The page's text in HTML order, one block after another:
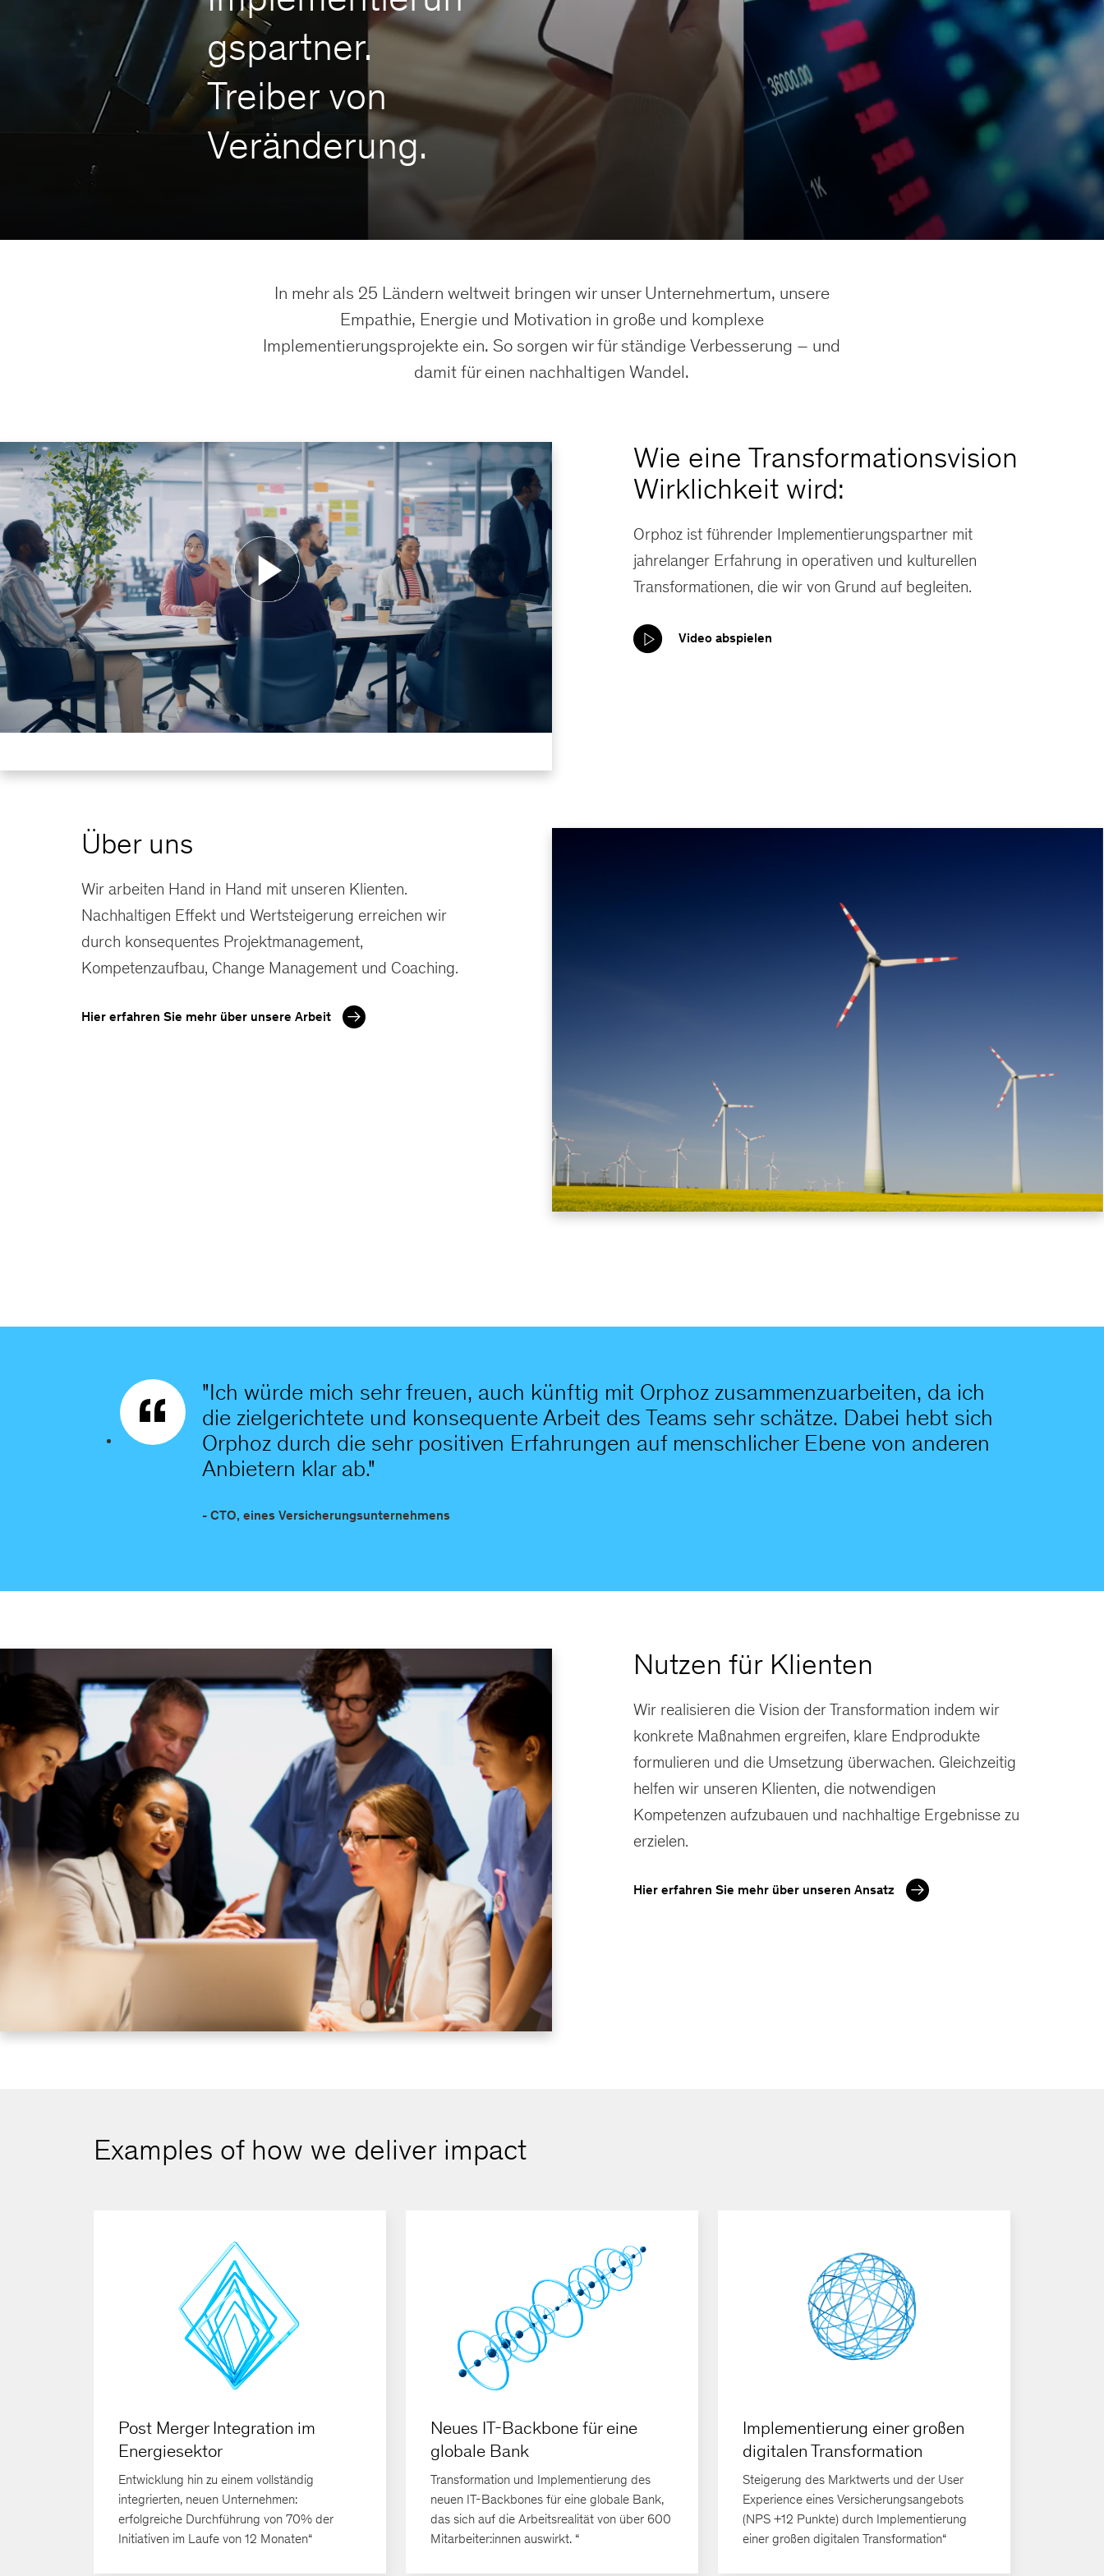
gspartner.
Treiber von
Veränderung.
In mehr als 25 Ländern weltweit bringen wir unser Unternehmertum, unsere
Empathie, Energie und Motivation in große und komplexe
Implementierungsprojekte ein. So sorgen wir für ständige Verbesserung – und
damit für einen nachhaltigen Wandel.
Wie eine Transformationsvision
Wirklichkeit wird:
Orphoz ist führender Implementierungspartner mit
jahrelanger Erfahrung in operativen und kulturellen
Transformationen, die wir von Grund auf begleiten.
Video abspielen
Über uns
Wir arbeiten Hand in Hand mit unseren Klienten.
Nachhaltigen Effekt und Wertsteigerung erreichen wir
durch konsequentes Projektmanagement,
Kompetenzaufbau, Change Management und Coaching.
Hier erfahren Sie mehr über unsere Arbeit
"Ich würde mich sehr freuen, auch künftig mit Orphoz zusammenzuarbeiten, da ich
die zielgerichtete und konsequente Arbeit des Teams sehr schätze. Dabei hebt sich
Orphoz durch die sehr positiven Erfahrungen auf menschlicher Ebene von anderen
Anbietern klar ab."
- CTO, eines Versicherungsunternehmens
Nutzen für Klienten
Wir realisieren die Vision der Transformation indem wir
konkrete Maßnahmen ergreifen, klare Endprodukte
formulieren und die Umsetzung überwachen. Gleichzeitig
helfen wir unseren Klienten, die notwendigen
Kompetenzen aufzubauen und nachhaltige Ergebnisse zu
erzielen.
Hier erfahren Sie mehr über unseren Ansatz
Examples of how we deliver impact
Post Merger Integration im
Energiesektor
Entwicklung hin zu einem vollständig
integrierten, neuen Unternehmen:
erfolgreiche Durchführung von 70% der
Initiativen im Laufe von 12 Monaten“
Neues IT-Backbone für eine
globale Bank
Transformation und Implementierung des
neuen IT-Backbones für eine globale Bank,
das sich auf die Arbeitsrealität von über 600
Mitarbeiter:innen auswirkt. “
Implementierung einer großen
digitalen Transformation
Steigerung des Marktwerts und der User
Experience eines Versicherungsangebots
(NPS +12 Punkte) durch Implementierung
einer großen digitalen Transformation“